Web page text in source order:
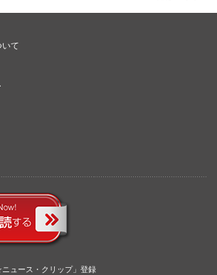
て
ュース・クリップ」登録